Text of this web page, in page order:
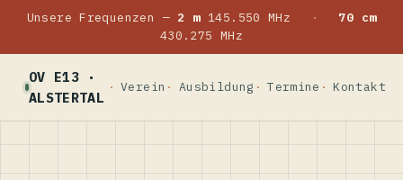
Unsere Frequenzen — 2 m145.550 MHz ·
70 cm
430.275 MHz
OV E13 ·
ALSTERTAL
Verein Ausbildung Termine Kontakt